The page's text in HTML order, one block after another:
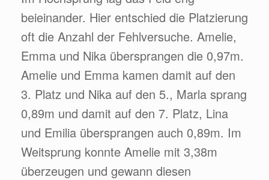
beieinander. Hier entschied die Platzierung
oft die Anzahl der Fehlversuche. Amelie,
Emma und Nika übersprangen die 0,97m.
Amelie und Emma kamen damit auf den
3. Platz und Nika auf den 5., Marla sprang
0,89m und damit auf den 7. Platz, Lina
und Emilia übersprangen auch 0,89m. Im
Weitsprung konnte Amelie mit 3,38m
überzeugen und gewann diesen